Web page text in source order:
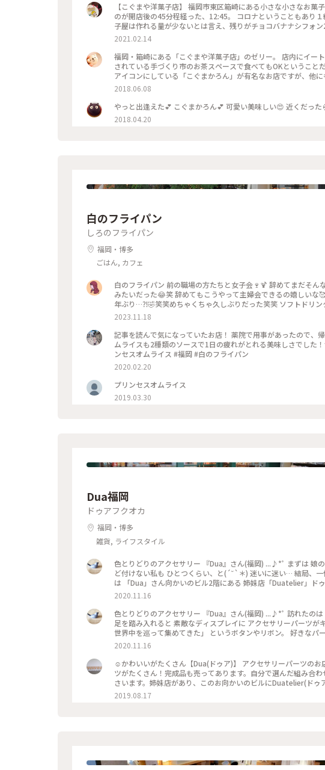
【こぐまや洋菓子店】 福岡市東区箱崎にある小さな小さなお
のが開店後の45分程経った、12:45。 コロナということもあり
子屋は作れる量が少ないとは言え、残りがチョコバナナシフォ
ツにチョコをまぶした＂はしばみショコラ＂1個。 メープルシ
品薄過ぎて、引いた💦 私の後ろに２組のお客様がいたけど、板
のお客様、ごめんなさい。
2021.02.14
福岡・箱崎にある「こぐまや洋菓子店」のゼリー。 店内にイー
されている手づくり市のお茶スペースで食べてもOKということ
アイコンにしている「こぐまかろん」が有名なお店ですが、他
した✨ #おやつの時間 #箱崎 #ゼリー
2018.06.08
やっと出逢えた💕 こぐまかろん💕 可愛い美味しい😍 近くだっ
2018.04.20
白のフライパン
しろのフライパン
福岡・博多
ごはん, カフェ
白のフライパン 前の職場の方たちと女子会🍷🍹 辞めてまだそんなに経ってないとに、なんかもう久しぶりに会った
みたいだった😂笑 辞めてもこうやって主婦会できるの嬉しいな🥰 白のフライパン、高校卒業してすぐ行ったけん
年ぶり…⁈🤣笑笑めちゃくちゃ久しぶりだった笑笑 ソフトドリ
りがたいね☺️☺️ 看板メニューのドレスオムライスももちろん頼んだ🌹 #福岡#薬院#薬院大通り#白のフライ
ムライス#福岡オムライス
2023.11.18
記事を読んで気になっていたお店！ 薬院で用事があったので、
ムライスも2種類のソースで1日の疲れがとれる美味しさでした
ンセスオムライス #福岡 #白のフライパン
2020.02.20
プリンセスオムライス
2019.03.30
Dua福岡
ドゥアフクオカ
福岡・博多
雑貨, ライフスタイル
色とりどりのアクセサリー 『Dua』さん(福岡) ...♪*ﾟ まずは 娘
ど付けない私も ひとつくらい、と(´˘`＊) 迷いに迷い… 結局、
は 「Dua」さん向かいのビル2階にある 姉妹店「Duatelier」ド
クセサリー。 ♪♪ 自分のものは、 たまたま 驚きのリーズナブル。 工賃込みで イヤリングがだいたい700～800円く
らい。 ヘアアクセサリーは600円くらい。 選ぶパーツによりま
ん #アクセサリーパーツのお店 #パーツを選んでアクセサリーに
て行きました #向かいのビルには姉妹店Duatelierさん #わたし
2020.11.16
色とりどりのアクセサリー 『Dua』さん(福岡) ...♪*ﾟ 訪れたのは
足を踏み入れると 素敵なディスプレイに アクセサリーパーツ
世界中を巡って集めてきた」 というボタンやリボン。 好きなパ
らいます。 小さなキラキラ。 シンプルでも、ゴージャスでも
ゥアさん #アクセサリーパーツのお店 #パーツを選んでアクセ
稿を見て行きました #向かいのビルには姉妹店Duatelierさん #
2020.11.16
☺︎かわいいがたくさん【Dua(ドゥア)】 アクセサリーパーツの
ツがたくさん！完成品も売ってあります。自分で選んだ組み合
さいます。姉妹店があり、このお向かいのビルにDuatelier(ド
ご紹介します。博多駅のアミュにもRotti(ロッティ)という姉妹
てきたとっておきの“好き”が詰まった場所、というコンセプト
2019.08.17